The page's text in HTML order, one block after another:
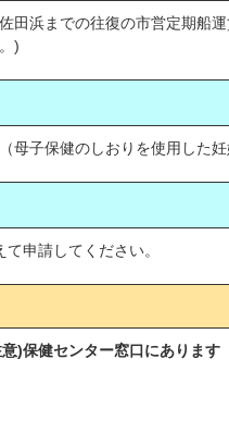
田浜までの往復の市営定期船
)
母子保健のしおりを使用した妊
申請してください。
)保健センター窓口にあります